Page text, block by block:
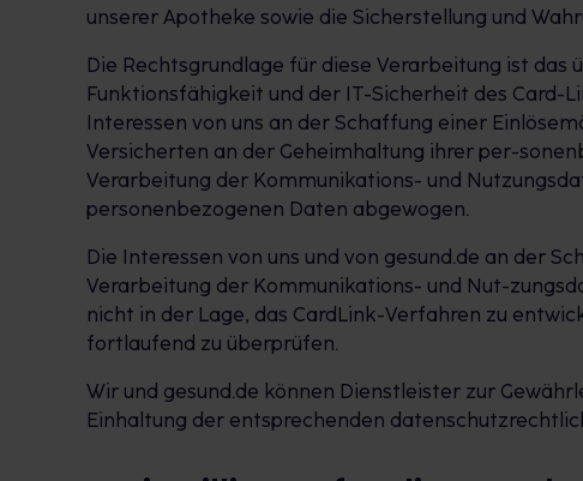
unserer Apotheke sowie die Sicherstellung und
Die Rechtsgrundlage für diese Verarbeitung ist
Funktionsfähigkeit und der IT-Sicherheit des Card-
Interessen von uns an der Schaffung einer
Versicherten an der Geheimhaltung ihrer per-
Verarbeitung der Kommunikations- und
personenbezogenen Daten abgewogen.
Die Interessen von uns und von gesund.de an der
Verarbeitung der Kommunikations- und Nut-
nicht in der Lage, das CardLink-Verfahren zu
fortlaufend zu überprüfen.
Wir und gesund.de können Dienstleister zur
Einhaltung der entsprechenden